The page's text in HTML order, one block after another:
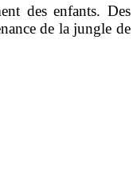
des enfants. Des
de la jungle de